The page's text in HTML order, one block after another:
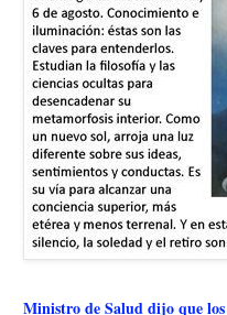
Ministro de Salud dijo que